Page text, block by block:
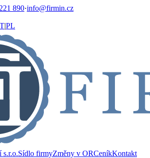
890·info@firmin.cz
|PL
s.r.o.Sídlo firmyZměny v ORCeníkKontakt